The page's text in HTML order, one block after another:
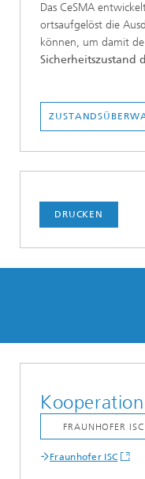
Das CeSMA
ortsaufgelöst die
können, um damit
Sicherheitszustand
DRUCKEN
Fraunhofer ISC